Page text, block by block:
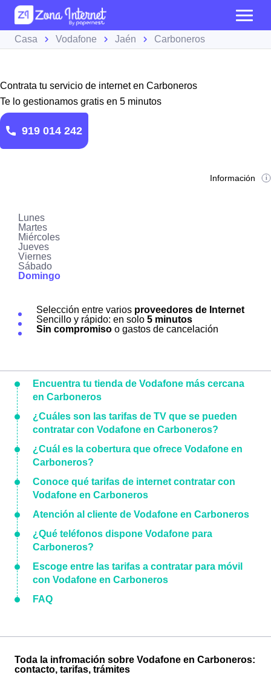
Casa Vodafone Jaén Carboneros
Contrata tu servicio de internet en Carboneros
Te lo gestionamos gratis en 5 minutos
919 014 242
Información
Lunes
Martes
Miércoles
Jueves
Viernes
Sábado
Domingo
Selección entre varios proveedores de Internet
Sencillo y rápido: en solo 5 minutos
Sin compromiso o gastos de cancelación
Encuentra tu tienda de Vodafone más cercana
en Carboneros
¿Cuáles son las tarifas de TV que se pueden
contratar con Vodafone en Carboneros?
¿Cuál es la cobertura que ofrece Vodafone en
Carboneros?
Conoce qué tarifas de internet contratar con
Vodafone en Carboneros
Atención al cliente de Vodafone en Carboneros
¿Qué teléfonos dispone Vodafone para
Carboneros?
Escoge entre las tarifas a contratar para móvil
con Vodafone en Carboneros
FAQ
Toda la infromación sobre Vodafone en Carboneros:
contacto, tarifas, trámites